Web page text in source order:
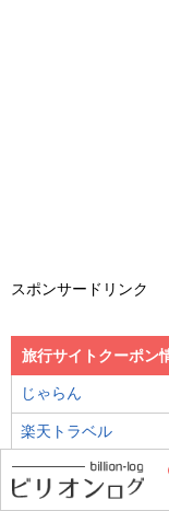
スポンサードリンク
旅行サイトクーポン
じゃらん
楽天トラベル
Yahoo!トラベル
日本旅行